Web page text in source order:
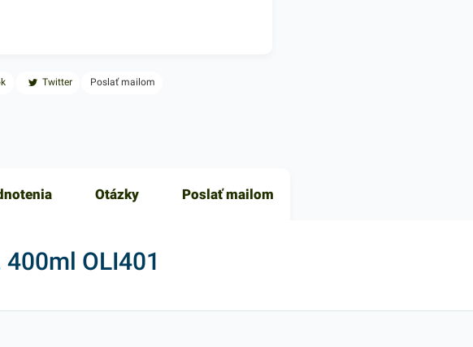
Twitter Poslať mailom
Otázky Poslať mailom
OLI401